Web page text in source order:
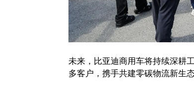
未来，比亚迪商用车将持续深耕
多客户，携手共建零碳物流新生